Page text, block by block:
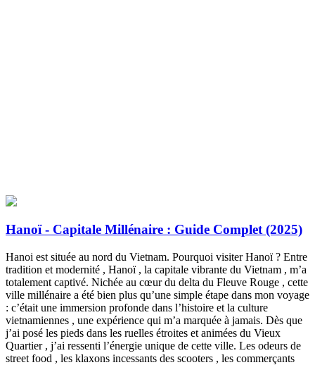
Hanoï - Capitale Millénaire : Guide Complet (2025)
Hanoi est située au nord du Vietnam. Pourquoi visiter Hanoï ? Entre
tradition et modernité , Hanoï , la capitale vibrante du Vietnam , m’a
totalement captivé. Nichée au cœur du delta du Fleuve Rouge , cette
ville millénaire a été bien plus qu’une simple étape dans mon voyage
: c’était une immersion profonde dans l’histoire et la culture
vietnamiennes , une expérience qui m’a marquée à jamais. Dès que
j’ai posé les pieds dans les ruelles étroites et animées du Vieux
Quartier , j’ai ressenti l’énergie unique de cette ville. Les odeurs de
street food , les klaxons incessants des scooters , les commerçants